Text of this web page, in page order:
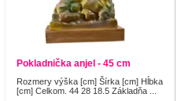
Pokladnička anjel - 45 cm
Rozmery výška [cm] Šírka [cm] Hĺbka
[cm] Celkom. 44 28 18.5 Základňa ...